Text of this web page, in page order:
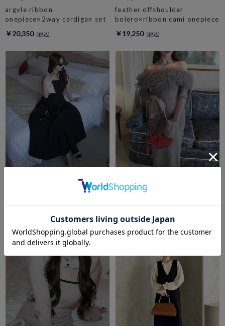
argyle ribbon
onepiece×2way cardigan set
￥20,350
feather offshoulder
bolero×ribbon cami onepiece
￥19,250
ribbon JQ side cut onepiece
amerge.
ruffle ribbon maxi onepiece